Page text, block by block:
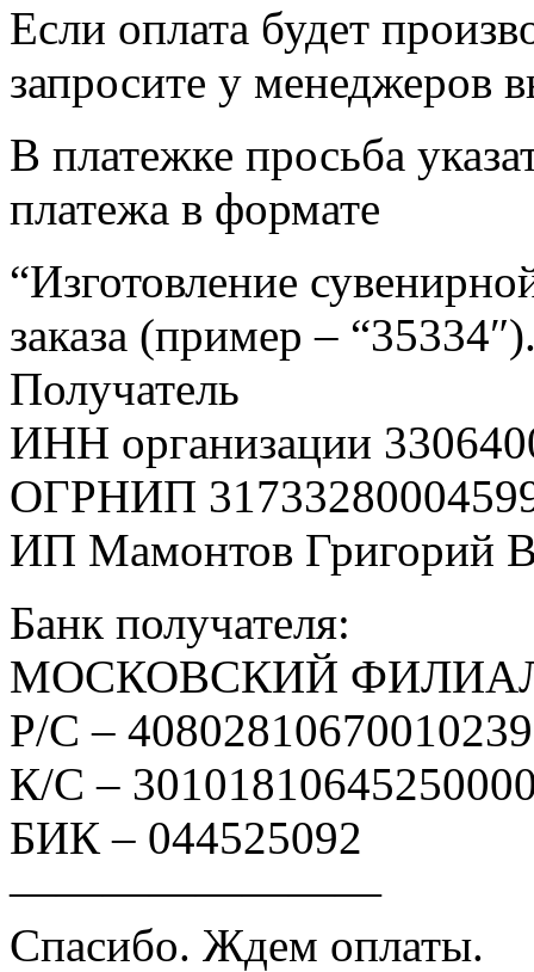
Если оплата будет
запросите у менеджеров
В платежке просьба
платежа в формате
“Изготовление
заказа (пример –
Получатель
ИНН организации
ОГРНИП
ИП Мамонтов Григорий
Банк получателя:
МОСКОВСКИЙ
Р/С –
К/С –
БИК – 044525092
————————
Спасибо. Ждем оплаты.